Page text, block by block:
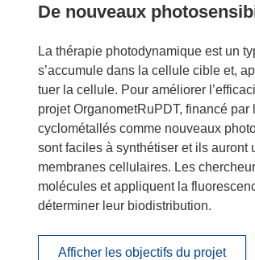
De nouveaux
La thérapie photodynamique est un
s’accumule dans la cellule cible et,
tuer la cellule. Pour améliorer
projet OrganometRuPDT, financé
cyclométallés comme nouveaux
sont faciles à synthétiser et ils
membranes cellulaires. Les
molécules et appliquent la
déterminer leur biodistribution.
Afficher les objectifs du projet